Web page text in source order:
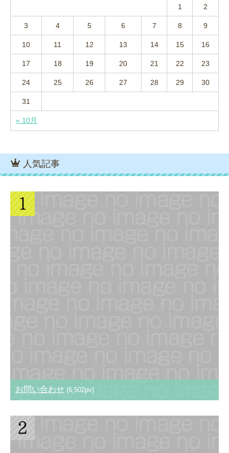
« 10月
1 2
3 4 5 6 7 8 9
10 11 12 13 14 15 16
17 18 19 20 21 22 23
24 25 26 27 28 29 30
31
人気記事
お問い合わせ (6,502pv)